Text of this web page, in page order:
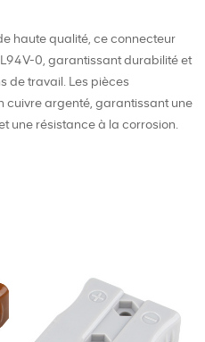
haute qualité, ce connecteur
0, garantissant durabilité et
de travail. Les pièces
cuivre argenté, garantissant une
une résistance à la corrosion.